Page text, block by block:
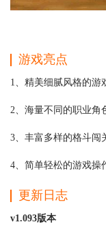
游戏亮点
1、精美细腻风格的游
2、海量不同的职业角
3、丰富多样的格斗闯
4、简单轻松的游戏操
更新日志
v1.093版本